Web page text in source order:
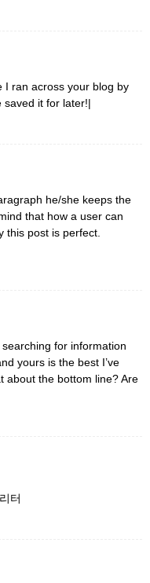
I ran across your blog by
saved it for later!|
he/she keeps the
that how a user can
this post is perfect.
for information
yours is the best I’ve
about the bottom line? Are
터